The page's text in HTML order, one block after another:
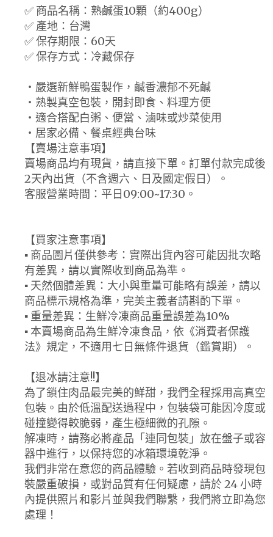
✅ 商品名稱：熟鹹蛋10顆（約400g）
✅ 產地：台灣
✅ 保存期限：60天
✅ 保存方式：冷藏保存
・嚴選新鮮鴨蛋製作，鹹香濃郁不死鹹
・熟製真空包裝，開封即食、料理方便
・適合搭配白粥、便當、滷味或炒菜使用
・居家必備、餐桌經典台味
【賣場注意事項】
賣場商品均有現貨，請直接下單。訂單付款完成後
2天內出貨（不含週六、日及國定假日）。
客服營業時間：平日09:00~17:30。
【買家注意事項】
▪ 商品圖片僅供參考：實際出貨內容可能因批次略
有差異，請以實際收到商品為準。
▪ 天然個體差異：大小與重量可能略有誤差，請以
商品標示規格為準，完美主義者請斟酌下單。
▪ 重量差異：生鮮冷凍商品重量誤差為10%
▪ 本賣場商品為生鮮冷凍食品，依《消費者保護
法》規定，不適用七日無條件退貨（鑑賞期）。
【退冰請注意!!】
為了鎖住肉品最完美的鮮甜，我們全程採用高真空
包裝。由於低溫配送過程中，包裝袋可能因冷度或
碰撞變得較脆弱，產生極細微的孔隙。
解凍時，請務必將產品「連同包裝」放在盤子或容
器中進行，以保持您的冰箱環境乾淨。
我們非常在意您的商品體驗。若收到商品時發現包
裝嚴重破損，或對品質有任何疑慮，請於 24 小時
內提供照片和影片並與我們聯繫，我們將立即為您
處理！